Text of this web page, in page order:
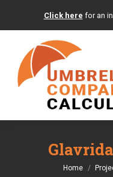
Click here for an
You are here:
Home